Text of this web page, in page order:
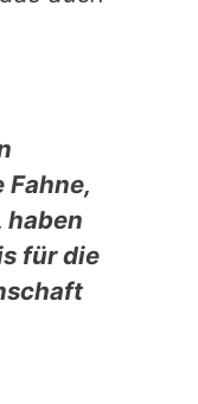
haben
für die